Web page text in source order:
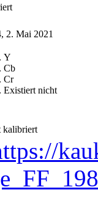
2. Mai 2021
Y
Cb
Cr
Existiert nicht
kalibriert